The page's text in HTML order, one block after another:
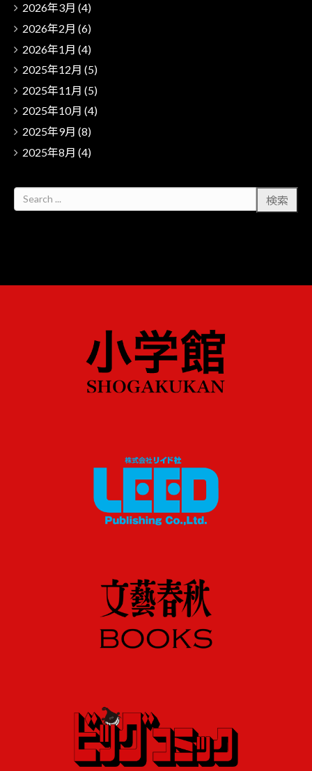
2026年3月 (4)
2026年2月 (6)
2026年1月 (4)
2025年12月 (5)
2025年11月 (5)
2025年10月 (4)
2025年9月 (8)
2025年8月 (4)